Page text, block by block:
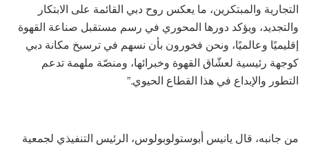
التجارية والمبتكرين، ما يعكس روح دبي القائمة على الابتكار
والتجديد، ويؤكد دورها المحوري في رسم مستقبل صناعة القهوة
إقليميًا وعالميًا، ونحن فخورون بأن نسهم في ترسيخ مكانة دبي
كوجهة رئيسية لعشّاق القهوة وخبرائها، ومنصّة ملهمة تدعم
التطور والإبداع في هذا القطاع الحيوي.”
من جانبه، قال يانيس أبوستولوبولوس، الرئيس التنفيذي لجمعية